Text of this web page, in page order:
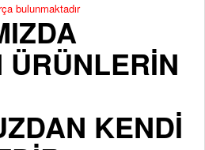
bulunmaktadır
KENDİ